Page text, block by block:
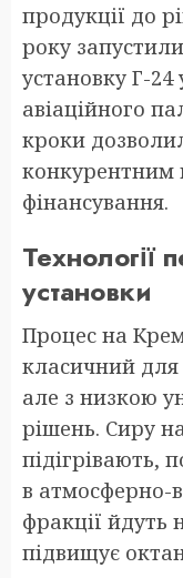
продукції до
року
установку Г-
авіаційного
кроки
конкурентним
фінансування.
Технології
установки
Процес на
класичний для
але з низкою
рішень. Сиру
підігрівають,
в атмосферно-
фракції
підвищує